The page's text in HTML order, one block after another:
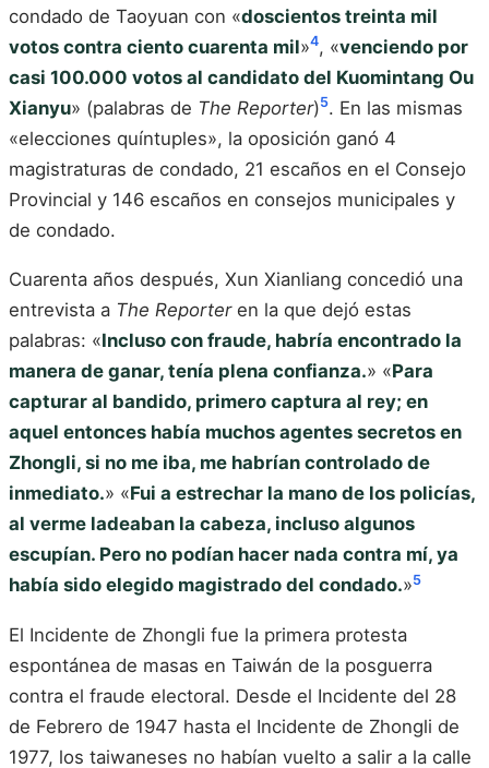
condado de Taoyuan con «doscientos treinta mil
votos contra ciento cuarenta mil»4, «venciendo por
casi 100.000 votos al candidato del Kuomintang Ou
Xianyu» (palabras de The Reporter)5. En las mismas
«elecciones quíntuples», la oposición ganó 4
magistraturas de condado, 21 escaños en el Consejo
Provincial y 146 escaños en consejos municipales y
de condado.
Cuarenta años después, Xun Xianliang concedió una
entrevista a The Reporteren la que dejó estas
palabras: «Incluso con fraude, habría encontrado la
manera de ganar, tenía plena confianza.» «Para
capturar al bandido, primero captura al rey; en
aquel entonces había muchos agentes secretos en
Zhongli, si no me iba, me habrían controlado de
inmediato.» «Fui a estrechar la mano de los policías,
al verme ladeaban la cabeza, incluso algunos
escupían. Pero no podían hacer nada contra mí, ya
había sido elegido magistrado del condado.»5
El Incidente de Zhongli fue la primera protesta
espontánea de masas en Taiwán de la posguerra
contra el fraude electoral. Desde el Incidente del 28
de Febrero de 1947 hasta el Incidente de Zhongli de
1977, los taiwaneses no habían vuelto a salir a la calle